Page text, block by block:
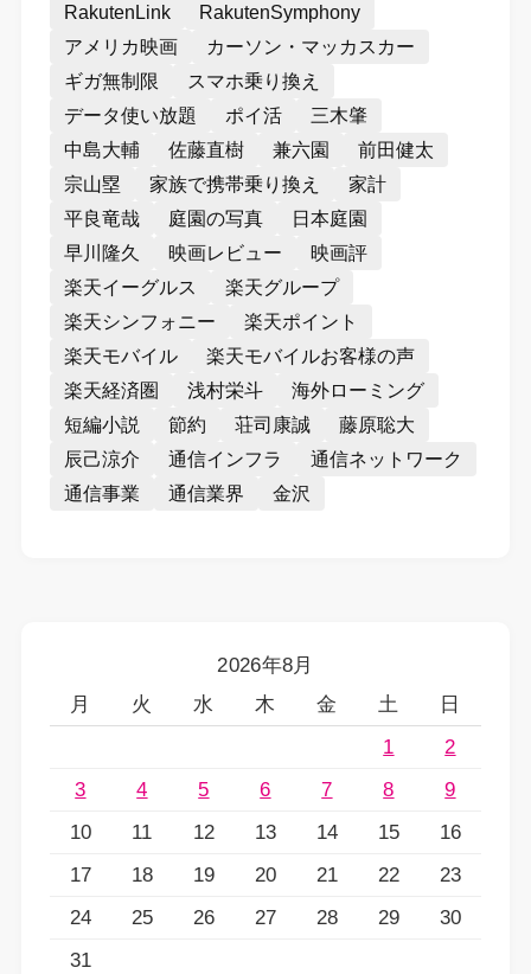
RakutenLink
RakutenSymphony
アメリカ映画
カーソン・マッカスカー
ギガ無制限
スマホ乗り換え
データ使い放題
ポイ活
三木肇
中島大輔
佐藤直樹 兼六園
前田健太
宗山塁
家族で携帯乗り換え
家計
平良竜哉
庭園の写真
日本庭園
早川隆久
映画レビュー
映画評
楽天イーグルス
楽天グループ
楽天シンフォニー
楽天ポイント
楽天モバイル
楽天モバイルお客様の声
楽天経済圏
浅村栄斗
海外ローミング
短編小説
節約 荘司康誠
藤原聡大
辰己涼介
通信インフラ
通信ネットワーク
通信事業
通信業界 金沢
2026年8月
月
火 水 木 金 土
日
1
2
3
4 5 6 7 8
9
10
11 12 13 14 15
16
17
18 19 20 21 22
23
24
25 26 27 28 29
30
31